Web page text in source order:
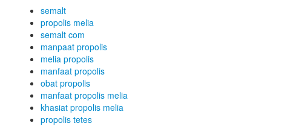
semalt
propolis melia
semalt com
manpaat propolis
melia propolis
manfaat propolis
obat propolis
manfaat propolis melia
khasiat propolis melia
propolis tetes